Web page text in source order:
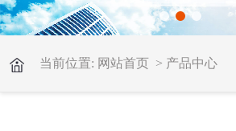
当前位置: 网站首页 > 产品中心